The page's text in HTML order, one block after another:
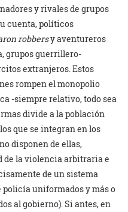
y rivales de grupos
cuenta, políticos
robbersy aventureros
grupos guerrillero-
extranjeros. Estos
rompen el monopolio
-siempre relativo, todo sea
divide a la población
que se integran en los
disponen de ellas,
de la violencia arbitraria e
de un sistema
uniformados y más o
al gobierno). Si antes, en